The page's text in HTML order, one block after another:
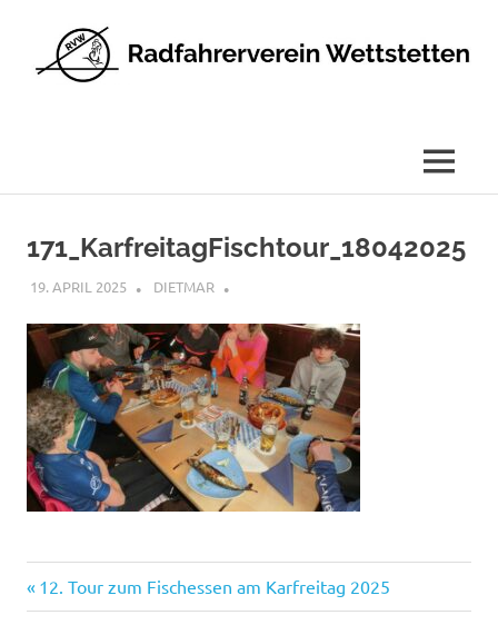
springen
MENÜ
171_KarfreitagFischtour_18042025
19. APRIL 2025 DIETMAR
Beitragsnavigation
Vorheriger
Beitrag:
12. Tour zum Fischessen am Karfreitag 2025